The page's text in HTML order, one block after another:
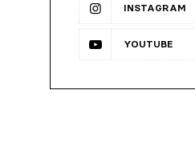
INSTAGRAM
YOUTUBE